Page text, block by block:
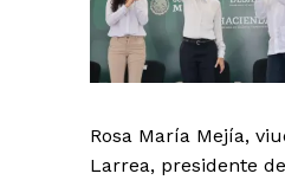
Rosa María Mejía,
Larrea, presidente